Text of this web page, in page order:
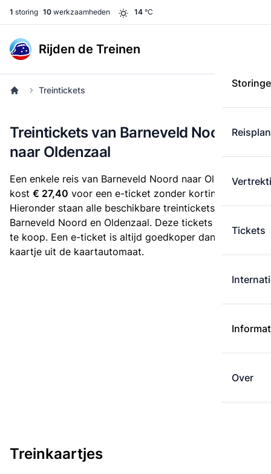
1 storing 10 werkzaamheden 14 °C
Rijden de Treinen
Tickets
Over
Treintickets
Treintickets van Barneveld Noord
naar Oldenzaal
Een enkele reis van Barneveld Noord naar Oldenzaal
kost € 27,40 voor een e-ticket zonder korting.
Hieronder staan alle beschikbare treintickets tussen
Barneveld Noord en Oldenzaal. Deze tickets zijn online
te koop. Een e-ticket is altijd goedkoper dan een
kaartje uit de kaartautomaat.
Treinkaartjes